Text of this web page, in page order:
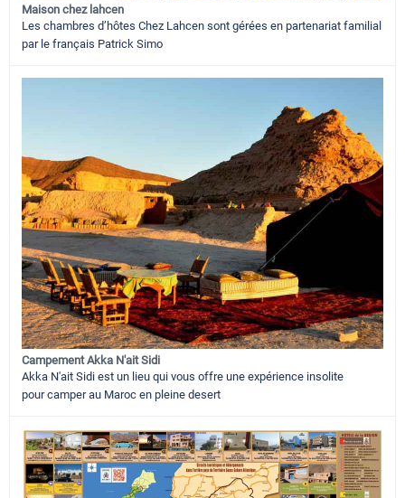
Maison chez lahcen
Les chambres d’hôtes Chez Lahcen sont gérées en partenariat familial
par le français Patrick Simo
Campement Akka N'ait Sidi
Akka N'ait Sidi est un lieu qui vous offre une expérience insolite
pour camper au Maroc en pleine desert